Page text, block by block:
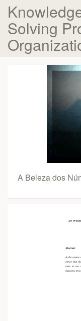
Solving
A Beleza dos